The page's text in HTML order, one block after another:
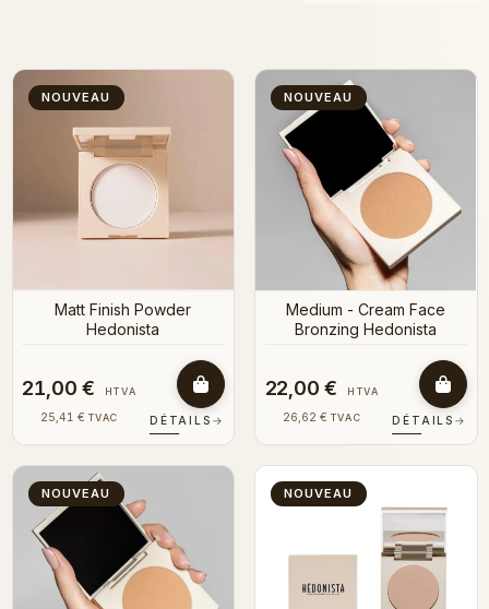
NOUVEAU
Matt Finish Powder
Hedonista
21,00 € HTVA
25,41 € TVAC DÉTAILS →
NOUVEAU
Medium - Cream Face
Bronzing Hedonista
22,00 € HTVA
26,62 € TVAC DÉTAILS →
NOUVEAU NOUVEAU